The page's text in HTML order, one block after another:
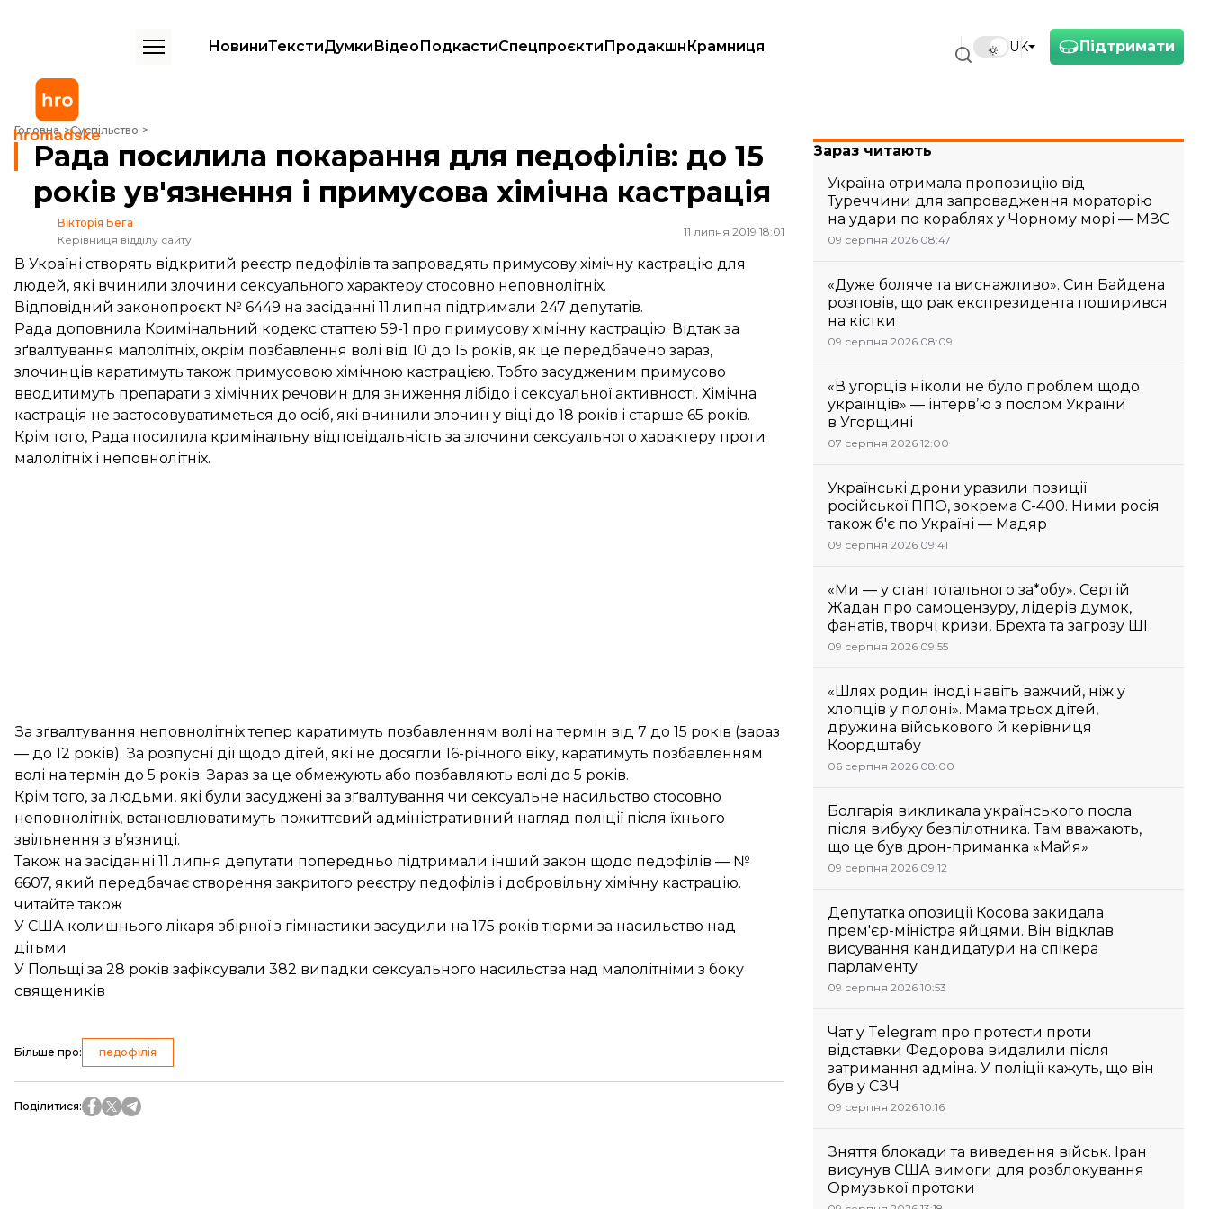
Підтримати
UK
НовиниТекстиДумкиВідеоПодкастиСпецпроєктиПродакшнКрамниця
Головна Суспільство
Рада посилила покарання для педофілів: до 15 років ув'язнення і примусова хімічна кастрація
Рада посилила покарання для педофілів: до 15
років ув'язнення і примусова хімічна кастрація
Вікторія Бега
Керівниця відділу сайту
11 липня 2019 18:01
В Україні створять відкритий реєстр педофілів та запровадять примусову хімічну кастрацію для
людей, які вчинили злочини сексуального характеру стосовно неповнолітніх.
Відповідний законопроєкт № 6449 на засіданні 11 липня підтримали 247 депутатів.
Рада доповнила Кримінальний кодекс статтею 59-1 про примусову хімічну кастрацію. Відтак за
зґвалтування малолітніх, окрім позбавлення волі від 10 до 15 років, як це передбачено зараз,
злочинців каратимуть також примусовою хімічною кастрацією. Тобто засудженим примусово
вводитимуть препарати з хімічних речовин для зниження лібідо і сексуальної активності. Хімічна
кастрація не застосовуватиметься до осіб, які вчинили злочин у віці до 18 років і старше 65 років.
Крім того, Рада посилила кримінальну відповідальність за злочини сексуального характеру проти
малолітніх і неповнолітніх.
За зґвалтування неповнолітніх тепер каратимуть позбавленням волі на термін від 7 до 15 років (зараз
— до 12 років). За розпусні дії щодо дітей, які не досягли 16-річного віку, каратимуть позбавленням
волі на термін до 5 років. Зараз за це обмежують або позбавляють волі до 5 років.
Крім того, за людьми, які були засуджені за зґвалтування чи сексуальне насильство стосовно
неповнолітніх, встановлюватимуть пожиттєвий адміністративний нагляд поліції після їхнього
звільнення з в’язниці.
Також на засіданні 11 липня депутати попередньо підтримали інший закон щодо педофілів — №
6607, який передбачає створення закритого реєстру педофілів і добровільну хімічну кастрацію.
читайте також
У США колишнього лікаря збірної з гімнастики засудили на 175 років тюрми за насильство над
дітьми
У Польщі за 28 років зафіксували 382 випадки сексуального насильства над малолітніми з боку
священиків
Більше про: педофілія
Поділитися:
Зараз читають
Україна отримала пропозицію від
Туреччини для запровадження мораторію
на удари по кораблях у Чорному морі — МЗС
09 серпня 2026 08:47
«Дуже боляче та виснажливо». Син Байдена
розповів, що рак експрезидента поширився
на кістки
09 серпня 2026 08:09
«В угорців ніколи не було проблем щодо
українців» — інтерв’ю з послом України
в Угорщині
07 серпня 2026 12:00
Українські дрони уразили позиції
російської ППО, зокрема С-400. Ними росія
також б'є по Україні — Мадяр
09 серпня 2026 09:41
«Ми — у стані тотального за*обу». Сергій
Жадан про самоцензуру, лідерів думок,
фанатів, творчі кризи, Брехта та загрозу ШІ
09 серпня 2026 09:55
«Шлях родин іноді навіть важчий, ніж у
хлопців у полоні». Мама трьох дітей,
дружина військового й керівниця
Коордштабу
06 серпня 2026 08:00
Болгарія викликала українського посла
після вибуху безпілотника. Там вважають,
що це був дрон-приманка «Майя»
09 серпня 2026 09:12
Депутатка опозиції Косова закидала
прем'єр-міністра яйцями. Він відклав
висування кандидатури на спікера
парламенту
09 серпня 2026 10:53
Чат у Telegram про протести проти
відставки Федорова видалили після
затримання адміна. У поліції кажуть, що він
був у СЗЧ
09 серпня 2026 10:16
Зняття блокади та виведення військ. Іран
висунув США вимоги для розблокування
Ормузької протоки